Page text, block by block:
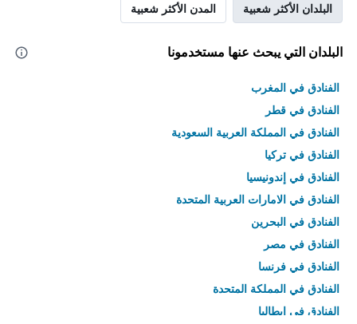
البلدان الأكثر شعبية المدن الأكثر شعبية
البلدان التي يبحث عنها مستخدمونا
الفنادق في المغرب
الفنادق في قطر
الفنادق في المملكة العربية السعودية
الفنادق في تركيا
الفنادق في إندونيسيا
الفنادق في الامارات العربية المتحدة
الفنادق في البحرين
الفنادق في مصر
الفنادق في فرنسا
الفنادق في المملكة المتحدة
الفنادق في إيطاليا